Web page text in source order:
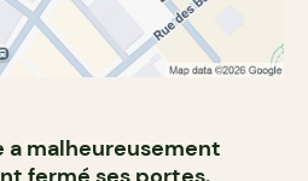
a malheureusement